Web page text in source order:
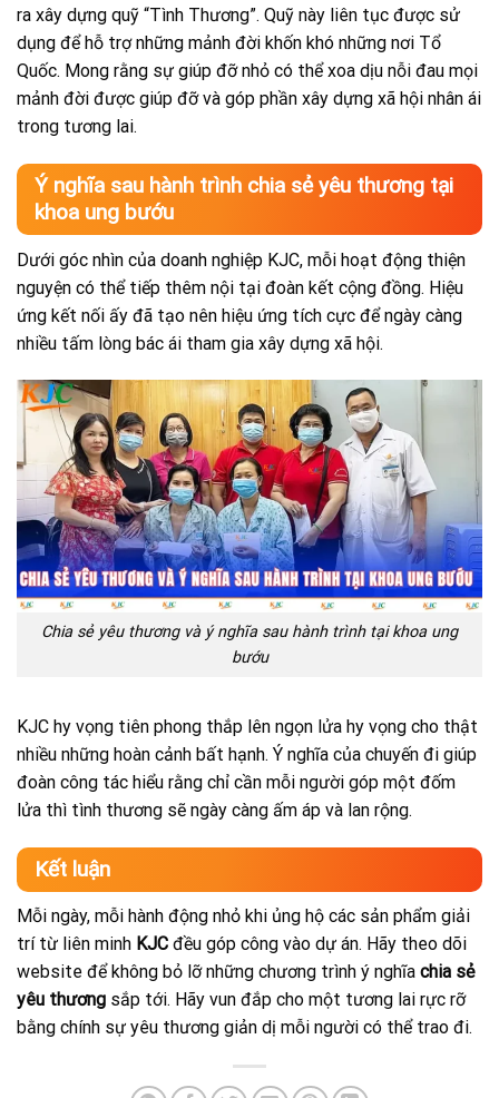
ra xây dựng quỹ “Tình Thương”. Quỹ này liên tục được sử
dụng để hỗ trợ những mảnh đời khốn khó những nơi Tổ
Quốc. Mong rằng sự giúp đỡ nhỏ có thể xoa dịu nỗi đau mọi
mảnh đời được giúp đỡ và góp phần xây dựng xã hội nhân ái
trong tương lai.
Ý nghĩa sau hành trình chia sẻ yêu thương tại
khoa ung bướu
Dưới góc nhìn của doanh nghiệp KJC, mỗi hoạt động thiện
nguyện có thể tiếp thêm nội tại đoàn kết cộng đồng. Hiệu
ứng kết nối ấy đã tạo nên hiệu ứng tích cực để ngày càng
nhiều tấm lòng bác ái tham gia xây dựng xã hội.
Chia sẻ yêu thương và ý nghĩa sau hành trình tại khoa ung
bướu
KJC hy vọng tiên phong thắp lên ngọn lửa hy vọng cho thật
nhiều những hoàn cảnh bất hạnh. Ý nghĩa của chuyến đi giúp
đoàn công tác hiểu rằng chỉ cần mỗi người góp một đốm
lửa thì tình thương sẽ ngày càng ấm áp và lan rộng.
Kết luận
Mỗi ngày, mỗi hành động nhỏ khi ủng hộ các sản phẩm giải
trí từ liên minh KJC đều góp công vào dự án. Hãy theo dõi
website để không bỏ lỡ những chương trình ý nghĩa chia sẻ
yêu thương sắp tới. Hãy vun đắp cho một tương lai rực rỡ
bằng chính sự yêu thương giản dị mỗi người có thể trao đi.